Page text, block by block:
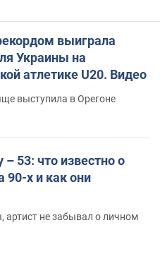
выиграла
Украины на
атлетике U20. Видео
выступила в Орегоне
53: что известно о
90-х и как они
артист не забывал о личном